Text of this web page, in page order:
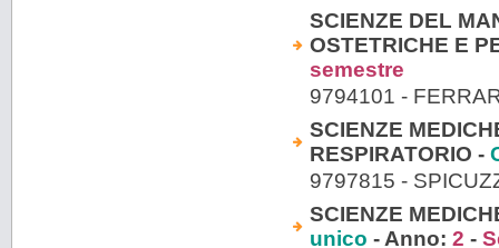
SCIENZE DEL
OSTETRICHE E
semestre
9794101 -
SCIENZE
RESPIRATORIO -
9797815 -
SCIENZE
unico - Anno: 2 -